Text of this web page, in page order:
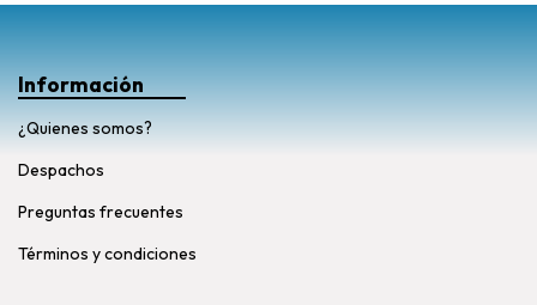
Información
¿Quienes somos?
Despachos
Preguntas frecuentes
Términos y condiciones